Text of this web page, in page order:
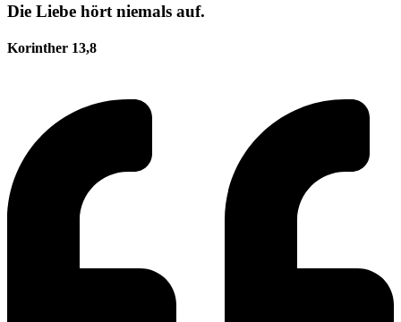
Die Liebe hört niemals auf.
Korinther 13,8